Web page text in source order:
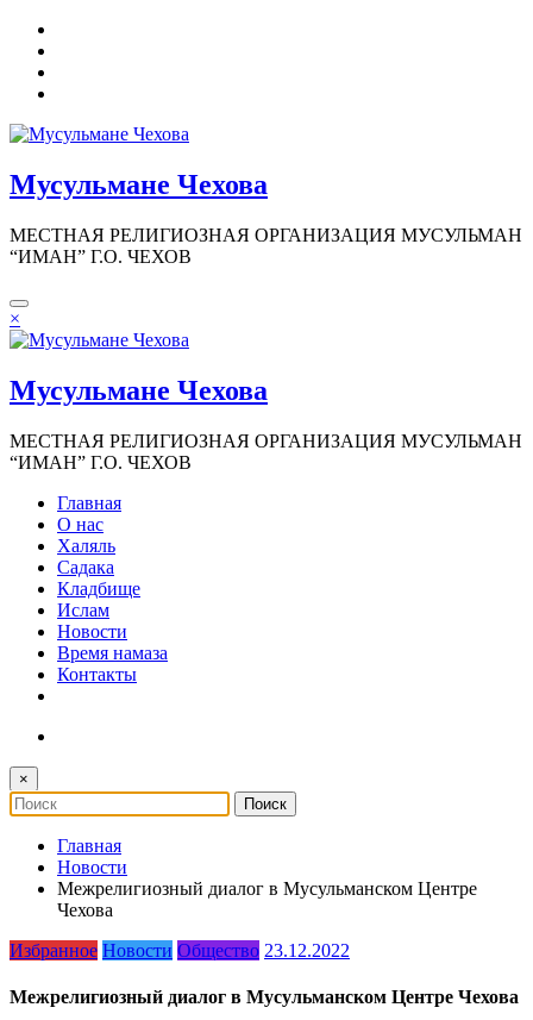
Перейти
содержимому
Мусульмане Чехова
МЕСТНАЯ РЕЛИГИОЗНАЯ ОРГАНИЗАЦИЯ МУСУЛЬМАН
“ИМАН” Г.О. ЧЕХОВ
×
Мусульмане Чехова
МЕСТНАЯ РЕЛИГИОЗНАЯ ОРГАНИЗАЦИЯ МУСУЛЬМАН
“ИМАН” Г.О. ЧЕХОВ
Главная
О нас
Халяль
Садака
Кладбище
Ислам
Новости
Время намаза
Контакты
×
Главная
Новости
Межрелигиозный диалог в Мусульманском Центре
Чехова
Избранное Новости Общество 23.12.2022
Межрелигиозный диалог в Мусульманском Центре Чехова